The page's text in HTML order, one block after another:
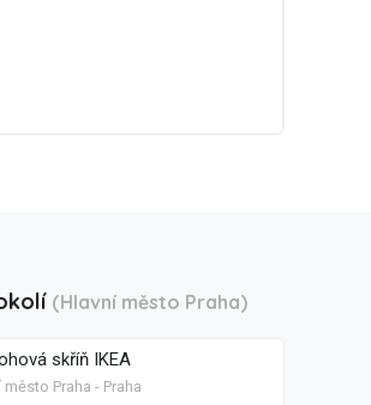
(Hlavní město Praha)
skříň IKEA
město Praha - Praha